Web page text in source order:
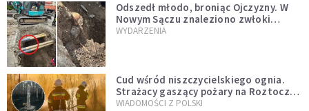
Odszedł młodo, broniąc Ojczyzny. W
Nowym Sączu znaleziono zwłoki
mężczyzny z czasów potopu
WYDARZENIA
Cud wśród niszczycielskiego ognia.
Strażacy gaszący pożary na Roztoczu
opublikowali niezwykłe zdjęcie
WIADOMOŚCI Z POLSKI